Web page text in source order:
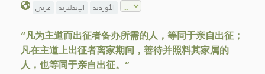
عربي الإنجليزية الأوردية
“凡为主道而出征者备办所需的人，等同于亲自出征；
凡在主道上出征者离家期间，善待并照料其家属的
人，也等同于亲自出征。”